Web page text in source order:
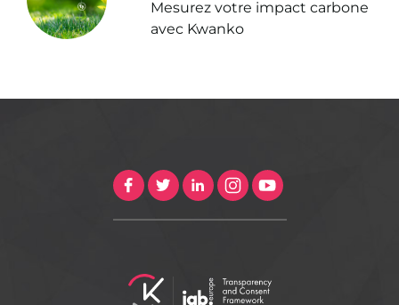
Mesurez votre impact carbone
avec Kwanko